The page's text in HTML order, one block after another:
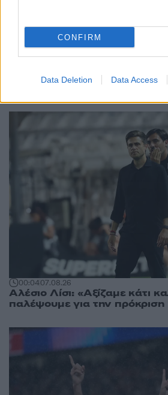
CONFIRM
Data Deletion Data Access
Αθλητικά:
00:0407.08.26
Αλέσιο Λίσι: «Αξίζαμε κάτι
παλέψουμε για την πρόκριση